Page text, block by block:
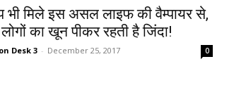
मिले इस असल लाइफ की वैम्पायर से,
का खून पीकर रहती है जिंदा!
Desk 3 - December 25, 2017 0